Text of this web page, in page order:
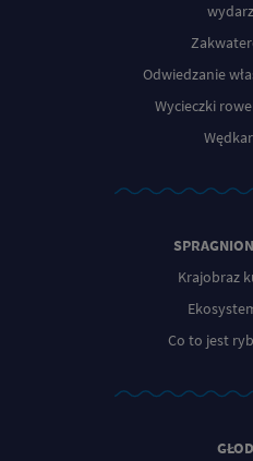
Odwiedzanie
Wycieczki
Krajobraz
Co to jest